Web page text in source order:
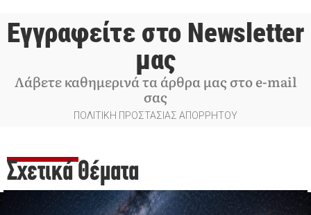
Εγγραφείτε στο Newsletter
μας
Λάβετε καθημερινά τα άρθρα μας στο e-mail
σας
ΠΟΛΙΤΙΚΗ ΠΡΟΣΤΑΣΙΑΣ ΑΠΟΡΡΗΤΟΥ
Σχετικά Θέματα